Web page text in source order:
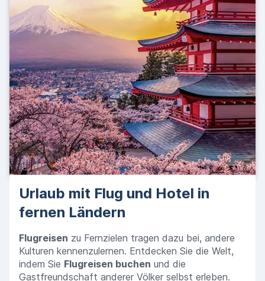
Urlaub mit Flug und Hotel in
fernen Ländern
Flugreisen zu Fernzielen tragen dazu bei, andere
Kulturen kennenzulernen. Entdecken Sie die Welt,
indem Sie Flugreisen buchen und die
Gastfreundschaft anderer Völker selbst erleben.